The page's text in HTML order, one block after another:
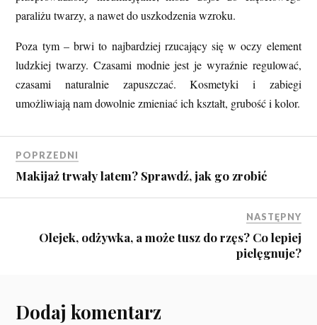
paraliżu twarzy, a nawet do uszkodzenia wzroku.
Poza tym – brwi to najbardziej rzucający się w oczy element
ludzkiej twarzy. Czasami modnie jest je wyraźnie regulować,
czasami naturalnie zapuszczać. Kosmetyki i zabiegi
umożliwiają nam dowolnie zmieniać ich kształt, grubość i kolor.
POPRZEDNI
Makijaż trwały latem? Sprawdź, jak go zrobić
NASTĘPNY
Olejek, odżywka, a może tusz do rzęs? Co lepiej
pielęgnuje?
Dodaj komentarz